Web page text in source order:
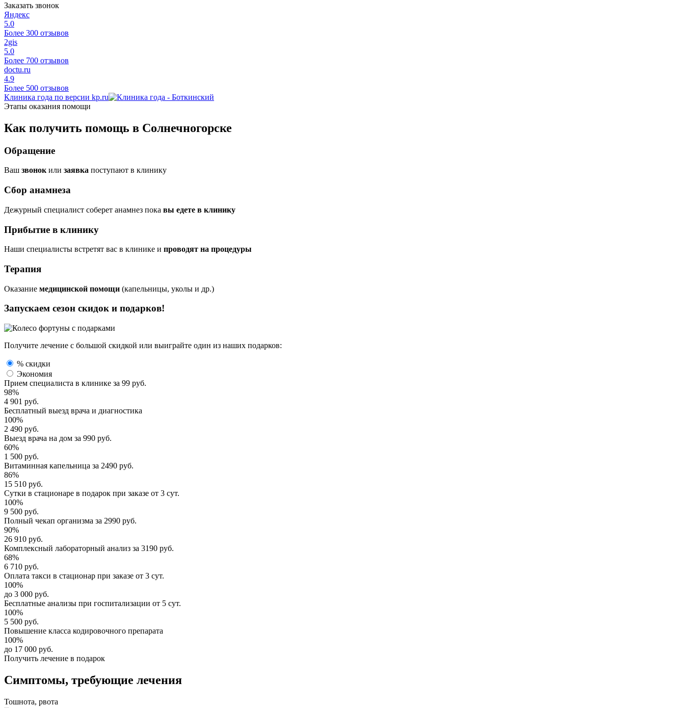
Заказать звонок
Яндекс
5.0
Более 300 отзывов
2gis
5.0
Более 700 отзывов
doctu.ru
4.9
Более 500 отзывов
Клиника года по версии kp.ru
Этапы оказания помощи
Как получить помощь в Солнечногорске
Обращение
Ваш звонокили заявка поступают в клинику
Сбор анамнеза
Дежурный специалист соберет анамнез пока вы едете в клинику
Прибытие в клинику
Наши специалисты встретят вас в клинике и проводят на процедуры
Терапия
Оказание медицинской помощи (капельницы, уколы и др.)
Запускаем сезон скидок и подарков!
Получите лечение с большой скидкой или выиграйте один из наших подарков:
% скидки
Экономия
Прием специалиста в клинике за 99 руб.
98%
4 901 руб.
Бесплатный выезд врача и диагностика
100%
2 490 руб.
Выезд врача на дом за 990 руб.
60%
1 500 руб.
Витаминная капельница за 2490 руб.
86%
15 510 руб.
Сутки в стационаре в подарок при заказе от 3 сут.
100%
9 500 руб.
Полный чекап организма за 2990 руб.
90%
26 910 руб.
Комплексный лабораторный анализ за 3190 руб.
68%
6 710 руб.
Оплата такси в стационар при заказе от 3 сут.
100%
до 3 000 руб.
Бесплатные анализы при госпитализации от 5 сут.
100%
5 500 руб.
Повышение класса кодировочного препарата
100%
до 17 000 руб.
Получить лечение в подарок
Симптомы, требующие лечения
Тошнота, рвота